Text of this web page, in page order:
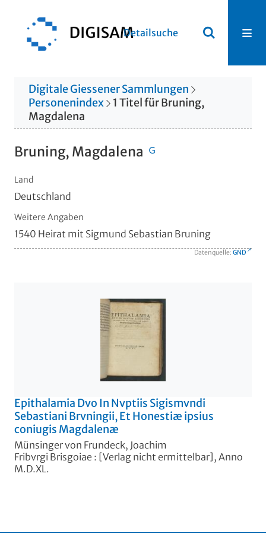
Detailsuche
Digitale Giessener Sammlungen
Personenindex
1 TitelfürBruning,
Magdalena
Bruning, Magdalena
Land
Deutschland
Weitere Angaben
1540 Heirat mit Sigmund Sebastian Bruning
Datenquelle: GND
Epithalamia Dvo In Nvptiis Sigismvndi
Sebastiani Brvningii, Et Honestiæ ipsius
coniugis Magdalenæ
Münsinger von Frundeck, Joachim
Fribvrgi Brisgoiae : [Verlag nicht ermittelbar], Anno
M.D.XL.